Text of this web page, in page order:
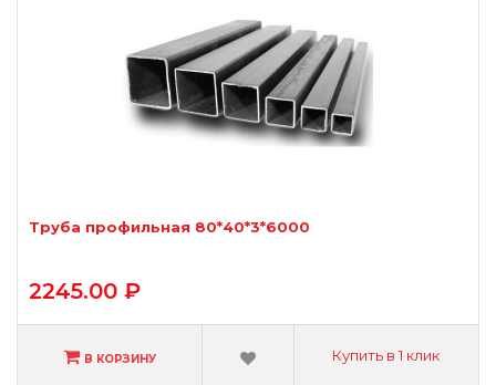
Труба профильная 80*40*3*6000
2245.00 ₽
В КОРЗИНУ Купить в 1 клик